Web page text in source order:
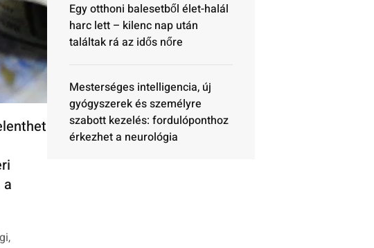
Egy otthoni balesetből élet-halál
harc lett – kilenc nap után
találtak rá az idős nőre
Mesterséges intelligencia, új
gyógyszerek és személyre
szabott kezelés: fordulóponthoz
érkezhet a neurológia